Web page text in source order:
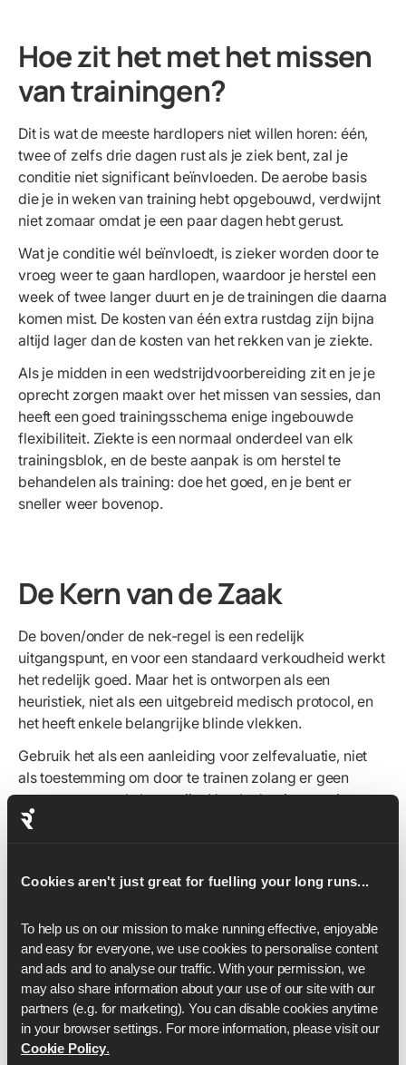
Cookies aren't just great for fuelling your long runs...
To help us on our mission to make running effective, enjoyable
and easy for everyone, we use cookies to personalise content
and ads and to analyse our traffic. With your permission, we
may also share information about your use of our site with our
partners (e.g. for marketing). You can disable cookies anytime
in your browser settings. For more information, please visit our
Cookie Policy.
Hoe zit het met het missen
van trainingen?
Dit is wat de meeste hardlopers niet willen horen: één,
twee of zelfs drie dagen rust als je ziek bent, zal je
conditie niet significant beïnvloeden. De aerobe basis
die je in weken van training hebt opgebouwd, verdwijnt
niet zomaar omdat je een paar dagen hebt gerust.
Wat je conditie wél beïnvloedt, is zieker worden door te
vroeg weer te gaan hardlopen, waardoor je herstel een
week of twee langer duurt en je de trainingen die daarna
komen mist. De kosten van één extra rustdag zijn bijna
altijd lager dan de kosten van het rekken van je ziekte.
Als je midden in een wedstrijdvoorbereiding zit en je je
oprecht zorgen maakt over het missen van sessies, dan
heeft een goed trainingsschema enige ingebouwde
flexibiliteit. Ziekte is een normaal onderdeel van elk
trainingsblok, en de beste aanpak is om herstel te
behandelen als training: doe het goed, en je bent er
sneller weer bovenop.
De Kern van de Zaak
De boven/onder de nek-regel is een redelijk
uitgangspunt, en voor een standaard verkoudheid werkt
het redelijk goed. Maar het is ontworpen als een
heuristiek, niet als een uitgebreid medisch protocol, en
het heeft enkele belangrijke blinde vlekken.
Gebruik het als een aanleiding voor zelfevaluatie, niet
als toestemming om door te trainen zolang er geen
symptomen op de borst zijn. Houd rekening met je
intensiteit, je koortsstatus, hoe je je over het algemeen
Ready to take the next step
with your running?
Whether you're aiming for your first finish line or